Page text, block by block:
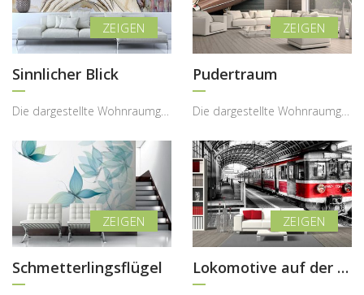
Sinnlicher Blick Pudertraum
Schmetterlingsflügel Lokomotive auf der Bahnstation